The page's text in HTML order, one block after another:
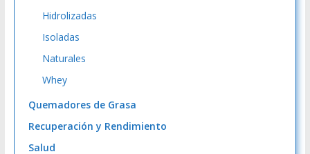
Hidrolizadas
Isoladas
Naturales
Whey
Quemadores de Grasa
Recuperación y Rendimiento
Salud